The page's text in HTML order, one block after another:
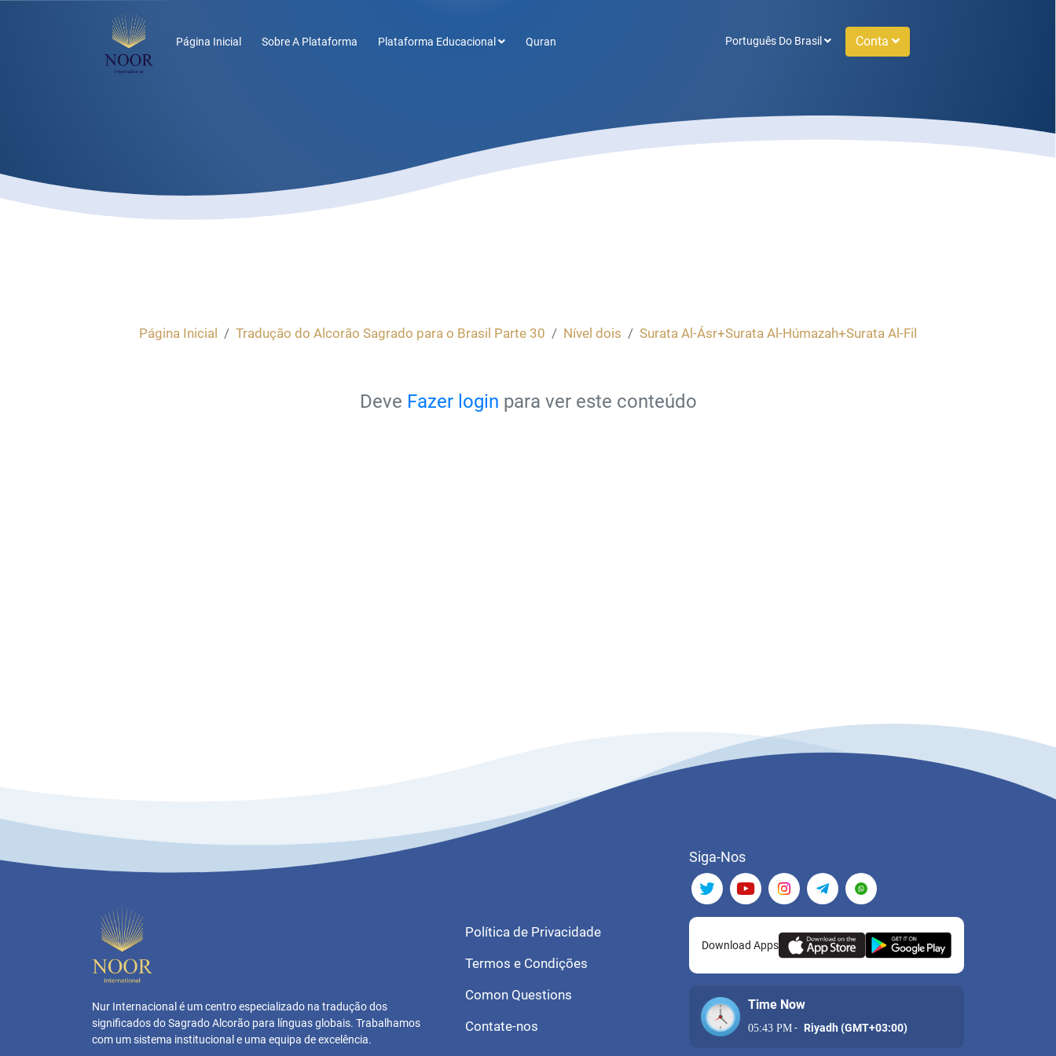
Página Inicial Sobre A Plataforma Plataforma Educacional Quran Português Do Brasil Conta
Página Inicial Tradução do Alcorão Sagrado para o Brasil Parte 30 Nível dois Surata Al-Ásr+Surata Al-Húmazah+Surata Al-Fil
Deve Fazer login para ver este conteúdo
Nur Internacional é um centro especializado na tradução dos
significados do Sagrado Alcorão para línguas globais. Trabalhamos
com um sistema institucional e uma equipa de excelência.
Política de Privacidade
Termos e Condições
Comon Questions
Contate-nos
Siga-Nos
Download Apps
Time Now
05:43 PM - Riyadh (GMT+03:00)